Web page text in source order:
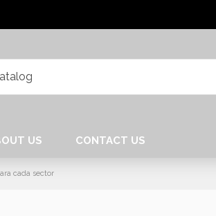
US CONTACT US
cada sector